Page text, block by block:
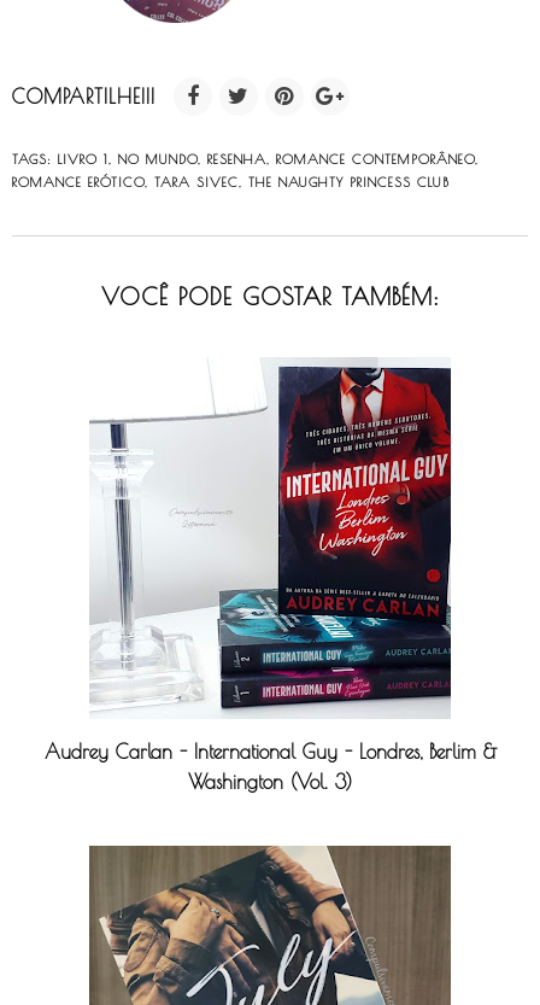
COMPARTILHE!!!
TAGS: LIVRO 1 NO MUNDO RESENHA ROMANCE CONTEMPORÂNEO
ROMANCE ERÓTICO
TARA SIVEC THE NAUGHTY PRINCESS CLUB
VOCÊ PODE GOSTAR TAMBÉM:
Audrey Carlan - International Guy - Londres, Berlim &
Washington (Vol. 3)